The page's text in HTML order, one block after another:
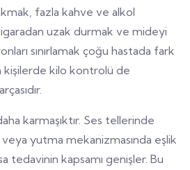
fazla kahve ve alkol
uzak durmak ve mideyi
sınırlamak çoğu hastada fark
kişilerde kilo kontrolü de
karmaşıktır. Ses tellerinde
yutma mekanizmasında eşlik
tedavinin kapsamı genişler. Bu